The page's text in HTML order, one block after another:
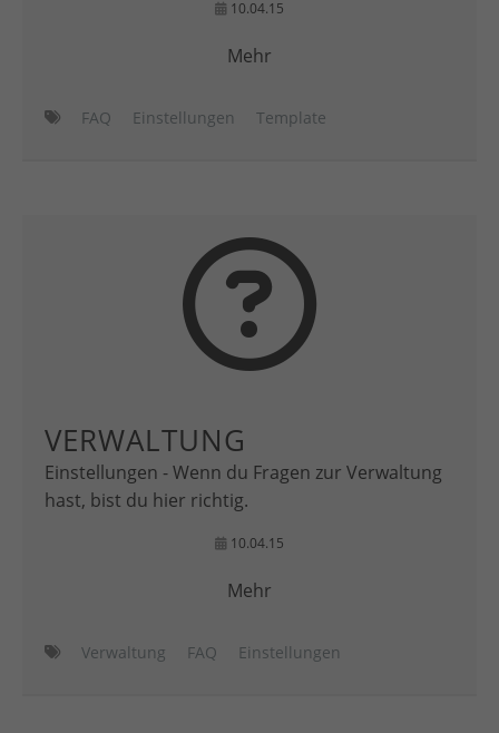
10.04.15
Mehr
FAQ Einstellungen Template
VERWALTUNG
Einstellungen - Wenn du Fragen zur Verwaltung
hast, bist du hier richtig.
10.04.15
Mehr
Verwaltung FAQ Einstellungen